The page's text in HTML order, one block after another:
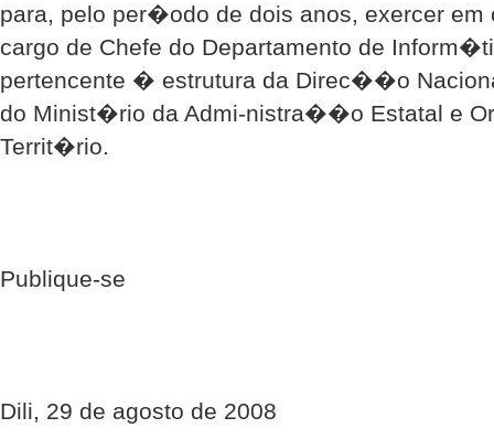
para, pelo per�odo de dois anos, exercer
cargo de Chefe do Departamento de
pertencente � estrutura da Direc��o
do Minist�rio da Admi-nistra��o Estatal e
Territ�rio.
Publique-se
Dili, 29 de agosto de 2008